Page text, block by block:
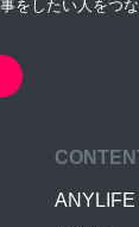
をしたい人をつな
ANYLIFE